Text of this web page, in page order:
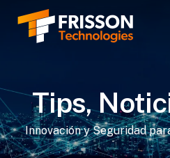
Tips,
Innovación y Seguridad